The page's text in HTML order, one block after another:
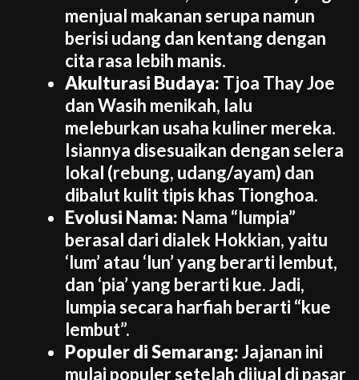
menjual makanan serupa namun
berisi udang dan kentang dengan
cita rasa lebih manis.
Akulturasi Budaya: Tjoa Thay Joe
dan Wasih menikah, lalu
meleburkan usaha kuliner mereka.
Isiannya disesuaikan dengan selera
lokal (rebung, udang/ayam) dan
dibalut kulit tipis khas Tionghoa.
Evolusi Nama: Nama “lumpia”
berasal dari dialek Hokkian, yaitu
‘lum’ atau ‘lun’ yang berarti lembut,
dan ‘pia’ yang berarti kue. Jadi,
lumpia secara harfiah berarti “kue
lembut”.
Populer di Semarang:Jajanan ini
mulai populer setelah dijual di pasar